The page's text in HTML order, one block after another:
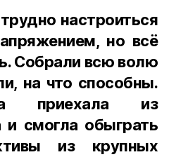
настроиться
но всё
Собрали всю волю
на что способны.
приехала из
и смогла обыграть
из крупных